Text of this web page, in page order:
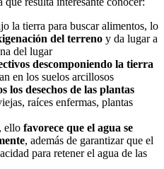
la tierra para buscar alimentos, lo
del terreno y da lugar a
del lugar
descomponiendo la tierra
en los suelos arcillosos
los desechos de las plantas
raíces enfermas, plantas
ello favorece que el agua se
, además de garantizar que el
para retener el agua de las